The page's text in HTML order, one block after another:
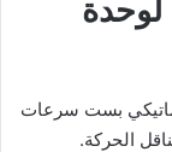
علامات اعطال bmw e60 لوحدة
بست سرعات
الحركة.